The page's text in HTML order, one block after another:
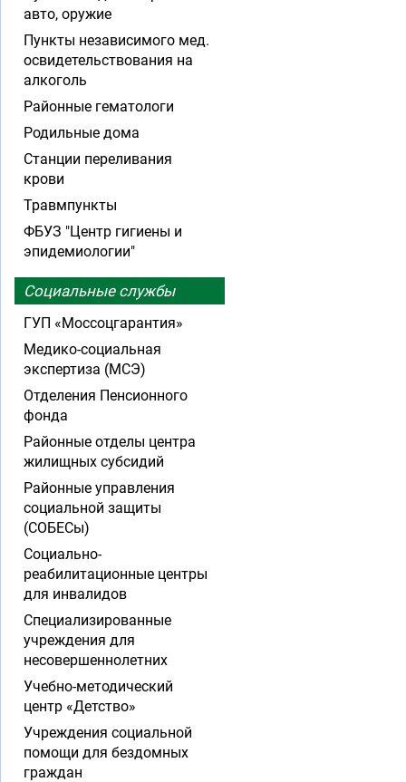
авто, оружие
Пункты независимого мед.
освидетельствования на
алкоголь
Районные гематологи
Родильные дома
Станции переливания
крови
Травмпункты
ФБУЗ "Центр гигиены и
эпидемиологии"
Социальные службы
ГУП «Моссоцгарантия»
Медико-социальная
экспертиза (МСЭ)
Отделения Пенсионного
фонда
Районные отделы центра
жилищных субсидий
Районные управления
социальной защиты
(СОБЕСы)
Социально-
реабилитационные центры
для инвалидов
Специализированные
учреждения для
несовершеннолетних
Учебно-методический
центр «Детство»
Учреждения социальной
помощи для бездомных
граждан